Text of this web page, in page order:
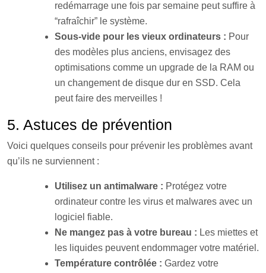
redémarrage une fois par semaine peut suffire à
“rafraîchir” le système.
Sous-vide pour les vieux ordinateurs : Pour
des modèles plus anciens, envisagez des
optimisations comme un upgrade de la RAM ou
un changement de disque dur en SSD. Cela
peut faire des merveilles !
5. Astuces de prévention
Voici quelques conseils pour prévenir les problèmes avant
qu’ils ne surviennent :
Utilisez un antimalware : Protégez votre
ordinateur contre les virus et malwares avec un
logiciel fiable.
Ne mangez pas à votre bureau : Les miettes et
les liquides peuvent endommager votre matériel.
Température contrôlée : Gardez votre